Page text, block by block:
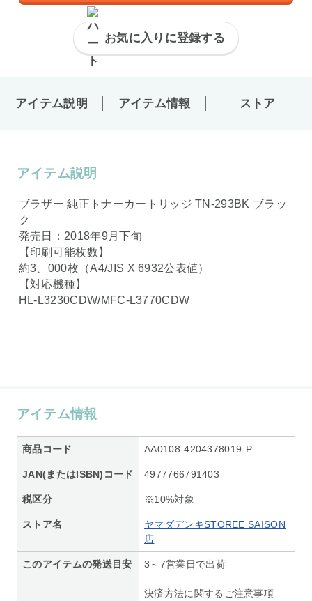
お気に入りに登録する
アイテム説明 アイテム情報 ストア
アイテム説明
ブラザー 純正トナーカートリッジ TN-293BK ブラッ
ク
発売日：2018年9月下旬
【印刷可能枚数】
約3、000枚（A4/JIS X 6932公表値）
【対応機種】
HL-L3230CDW/MFC-L3770CDW
アイテム情報
商品コード AA0108-4204378019-P
JAN(またはISBN)コード 4977766791403
税区分 ※10%対象
ストア名
ヤマダデンキSTOREE SAISON
店
このアイテムの発送目安 3～7営業日で出荷
決済方法に関するご注意事項